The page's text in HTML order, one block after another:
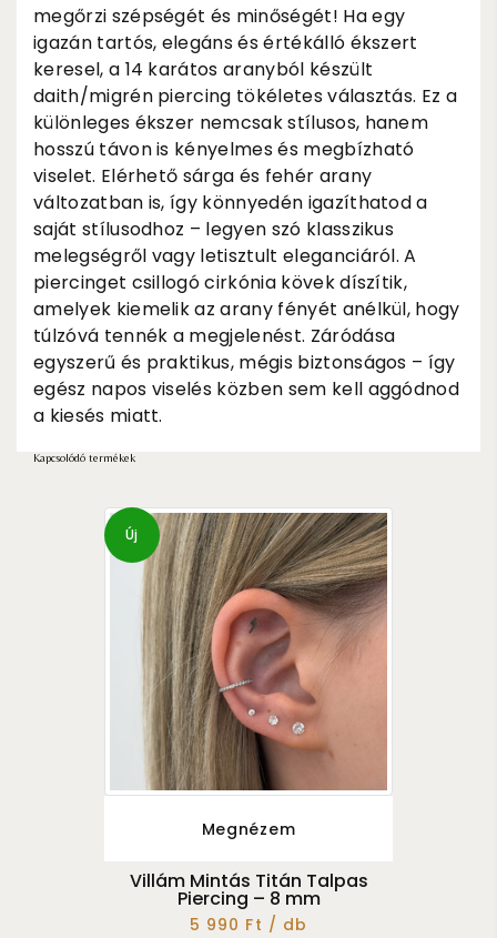
megőrzi szépségét és minőségét! Ha egy
igazán tartós, elegáns és értékálló ékszert
keresel, a 14 karátos aranyból készült
daith/migrén piercing tökéletes választás. Ez a
különleges ékszer nemcsak stílusos, hanem
hosszú távon is kényelmes és megbízható
viselet. Elérhető sárga és fehér arany
változatban is, így könnyedén igazíthatod a
saját stílusodhoz – legyen szó klasszikus
melegségről vagy letisztult eleganciáról. A
piercinget csillogó cirkónia kövek díszítik,
amelyek kiemelik az arany fényét anélkül, hogy
túlzóvá tennék a megjelenést. Záródása
egyszerű és praktikus, mégis biztonságos – így
egész napos viselés közben sem kell aggódnod
a kiesés miatt.
Kapcsolódó termékek
Új
Megnézem
Villám Mintás Titán Talpas
Piercing – 8 mm
5 990 Ft / db